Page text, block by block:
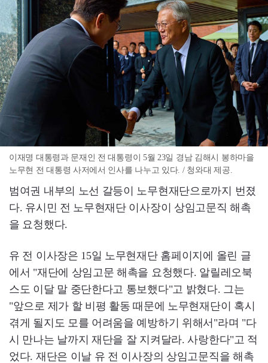
이재명 대통령과 문재인 전 대통령이 5월 23일 경남 김해시 봉하마을
노무현 전 대통령 사저에서 인사를 나누고 있다. / 청와대 제공.
범여권 내부의 노선 갈등이 노무현재단으로까지 번졌
다. 유시민 전 노무현재단 이사장이 상임고문직 해촉
을 요청했다.
유 전 이사장은 15일 노무현재단 홈페이지에 올린 글
에서 "재단에 상임고문 해촉을 요청했다. 알릴레오북
스도 이달 말 중단한다고 통보했다"고 밝혔다. 그는
"앞으로 제가 할 비평 활동 때문에 노무현재단이 혹시
겪게 될지도 모를 어려움을 예방하기 위해서"라며 "다
시 만나는 날까지 재단을 잘 지켜달라. 사랑한다"고 적
었다. 재단은 이날 유 전 이사장의 상임고문직을 해촉